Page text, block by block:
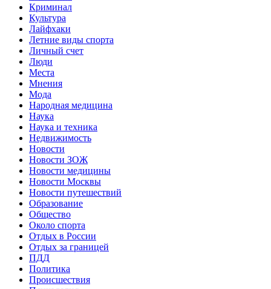
Криминал
Культура
Лайфхаки
Летние виды спорта
Личный счет
Люди
Места
Мнения
Мода
Народная медицина
Наука
Наука и техника
Недвижимость
Новости
Новости ЗОЖ
Новости медицины
Новости Москвы
Новости путешествий
Образование
Общество
Около спорта
Отдых в России
Отдых за границей
ПДД
Политика
Происшествия